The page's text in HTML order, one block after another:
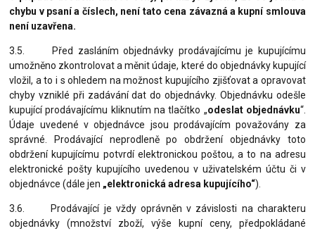
chybu v psaní a číslech, není tato cena závazná a kupní smlouva
není uzavřena.
3.5. Před zasláním objednávky prodávajícímu je kupujícímu
umožněno zkontrolovat a měnit údaje, které do objednávky kupující
vložil, a to i s ohledem na možnost kupujícího zjišťovat a opravovat
chyby vzniklé při zadávání dat do objednávky. Objednávku odešle
kupující prodávajícímu kliknutím na tlačítko „odeslat objednávku“.
Údaje uvedené v objednávce jsou prodávajícím považovány za
správné. Prodávající neprodleně po obdržení objednávky toto
obdržení kupujícímu potvrdí elektronickou poštou, a to na adresu
elektronické pošty kupujícího uvedenou v uživatelském účtu či v
objednávce (dále jen „elektronická adresa kupujícího“).
3.6. Prodávající je vždy oprávněn v závislosti na charakteru
objednávky (množství zboží, výše kupní ceny, předpokládané